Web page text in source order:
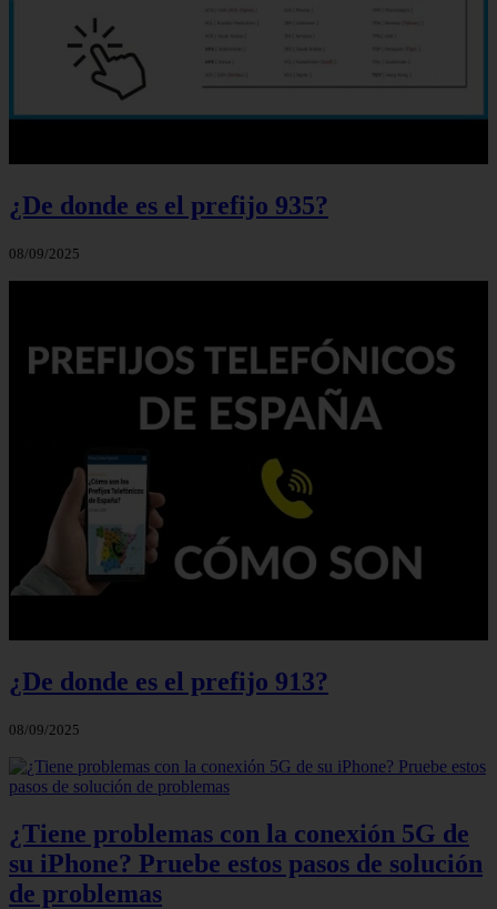
¿De donde es el prefijo 935?
08/09/2025
¿De donde es el prefijo 913?
08/09/2025
¿Tiene problemas con la conexión 5G de
su iPhone? Pruebe estos pasos de solución
de problemas